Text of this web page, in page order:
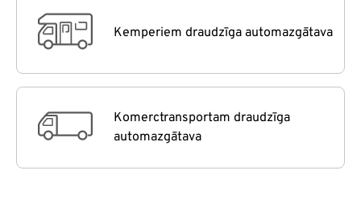
Kemperiem draudzīga automazgātava
Komerctransportam draudzīga
automazgātava